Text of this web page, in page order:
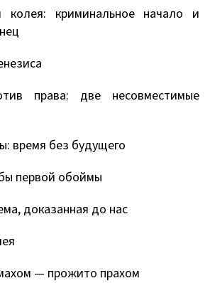
колея: криминальное начало и
права: две несовместимые
время без будущего
первой обоймы
доказанная до нас
— прожито прахом